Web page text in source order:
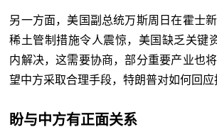
另一方面，美国副总统万斯周日在霍士
稀土管制措施令人震惊，美国缺乏关键
内解决，这需要协商，部分重要产业也
望中方采取合理手段，特朗普对如何回应
盼与中方有正面关系